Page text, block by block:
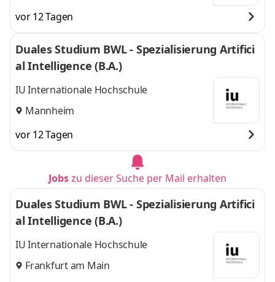
vor 12 Tagen
Duales Studium BWL - Spezialisierung Artifici
al Intelligence (B.A.)
IU Internationale Hochschule
Mannheim
vor 12 Tagen
Jobszu dieser Suche per Mail erhalten
Duales Studium BWL - Spezialisierung Artifici
al Intelligence (B.A.)
IU Internationale Hochschule
Frankfurt am Main